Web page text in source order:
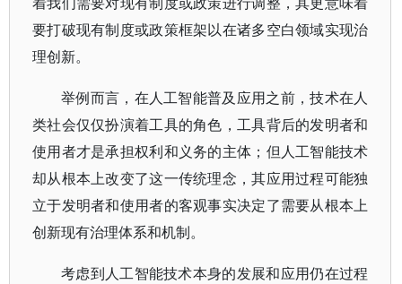
要打破现有制度或政策框架以在诸多空白领域实现治
理创新。
举例而言，在人工智能普及应用之前，技术在人
类社会仅仅扮演着工具的角色，工具背后的发明者和
使用者才是承担权利和义务的主体；但人工智能技术
却从根本上改变了这一传统理念，其应用过程可能独
立于发明者和使用者的客观事实决定了需要从根本上
创新现有治理体系和机制。
考虑到人工智能技术本身的发展和应用仍在过程